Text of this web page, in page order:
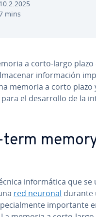
10.2.2025
mins
a corto-largo plazo
in­fo­r­ma­ción
memoria a corto plazo
el de­sa­rro­llo de la
term
in­fo­r­má­ti­ca que se
red neuronal durante
im­po­r­ta­n­te